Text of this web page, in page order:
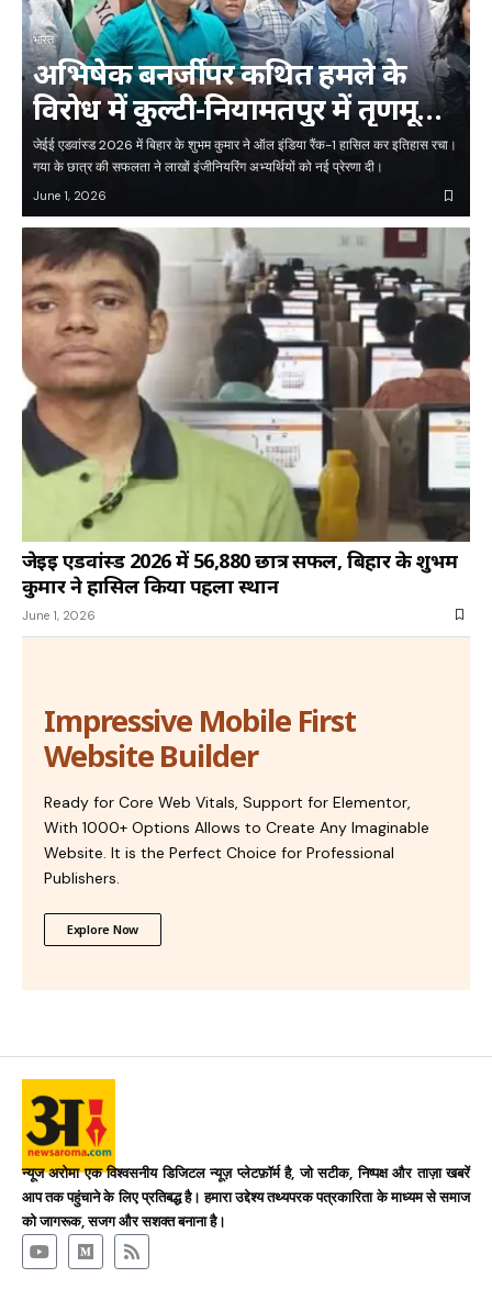
भारत
अभिषेक बनर्जी पर कथित हमले के
विरोध में कुल्टी-नियामतपुर में तृणमूल
का प्रदर्शन, जीटी रोड जाम की कोशिश
नाकाम, तृणमूल कार्यकर्ताओं ने
निकाला विरोध मार्च
जेईई एडवांस्ड 2026 में बिहार के शुभम कुमार ने ऑल इंडिया रैंक-1 हासिल कर इतिहास रचा।
गया के छात्र की सफलता ने लाखों इंजीनियरिंग अभ्यर्थियों को नई प्रेरणा दी।
June 1, 2026
जेईई एडवांस्ड 2026 में 56,880 छात्र सफल, बिहार के शुभम
कुमार ने हासिल किया पहला स्थान
June 1, 2026
Impressive Mobile First
Website Builder
Ready for Core Web Vitals, Support for Elementor,
With 1000+ Options Allows to Create Any Imaginable
Website. It is the Perfect Choice for Professional
Publishers.
Explore Now
न्यूज अरोमा एक विश्वसनीय डिजिटल न्यूज़ प्लेटफ़ॉर्म है, जो सटीक, निष्पक्ष और ताज़ा खबरें
आप तक पहुंचाने के लिए प्रतिबद्ध है। हमारा उद्देश्य तथ्यपरक पत्रकारिता के माध्यम से समाज
को जागरूक, सजग और सशक्त बनाना है।